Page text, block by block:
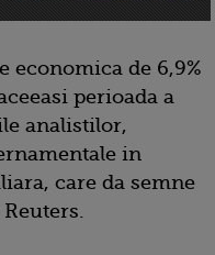
economica de 6,9%
perioada a
analistilor,
in
care da semne